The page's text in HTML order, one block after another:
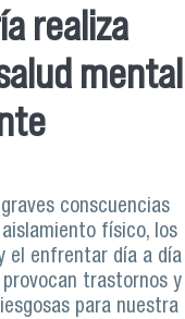
realiza
mental
conscuencias
físico, los
el enfrentar día a día
trastornos y
para nuestra